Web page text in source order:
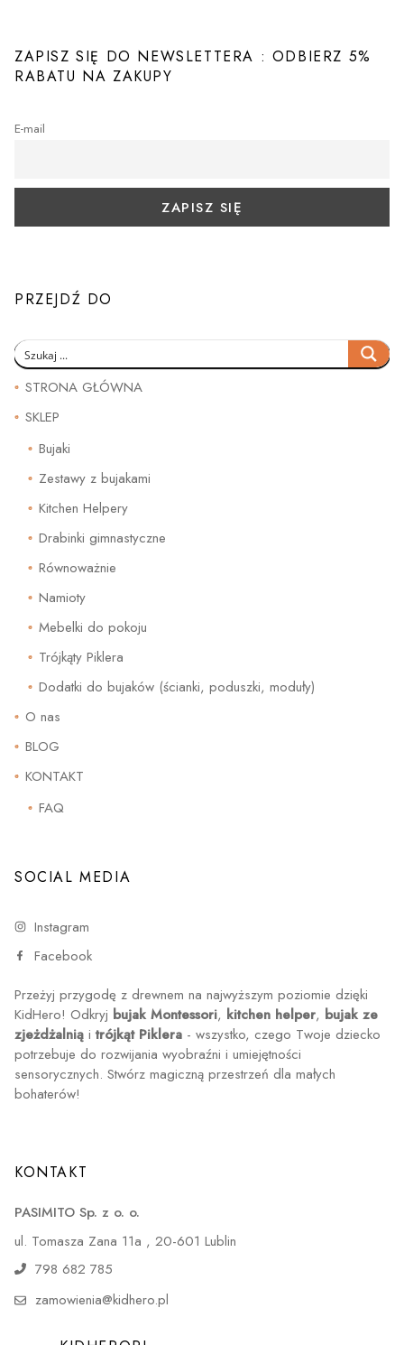
ZAPISZ SIĘ DO NEWSLETTERA : ODBIERZ 5%
RABATU NA ZAKUPY
E-mail
PRZEJDŹ DO
STRONA GŁÓWNA
SKLEP
Bujaki
Zestawy z bujakami
Kitchen Helpery
Drabinki gimnastyczne
Równoważnie
Namioty
Mebelki do pokoju
Trójkąty Piklera
Dodatki do bujaków (ścianki, poduszki, moduły)
O nas
BLOG
KONTAKT
FAQ
SOCIAL MEDIA
Instagram
Facebook
Przeżyj przygodę z drewnem na najwyższym poziomie dzięki
KidHero! Odkryj bujak Montessori, kitchen helper, bujak ze
zjeżdżalnią i trójkąt Piklera - wszystko, czego Twoje dziecko
potrzebuje do rozwijania wyobraźni i umiejętności
sensorycznych. Stwórz magiczną przestrzeń dla małych
bohaterów!
KONTAKT
PASIMITO Sp. z o. o.
ul. Tomasza Zana 11a , 20-601 Lublin
798 682 785
zamowienia@kidhero.pl